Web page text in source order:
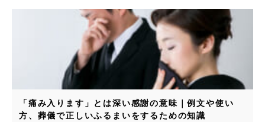
「痛み入ります」とは深い感謝の意味｜例文や使い
方、葬儀で正しいふるまいをするための知識